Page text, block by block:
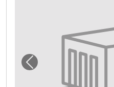
Image